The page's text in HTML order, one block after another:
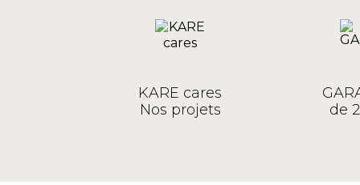
KARE cares
Nos projets
de